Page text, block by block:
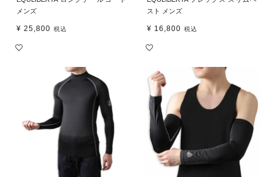
メンズ
¥ 25,800 税込
スト メンズ
¥ 16,800 税込